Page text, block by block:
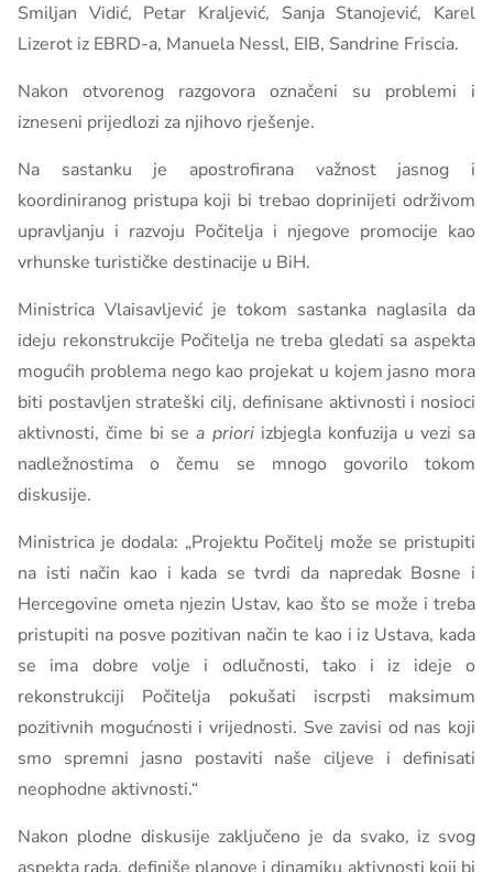
Smiljan Vidić, Petar Kraljević, Sanja Stanojević, Karel
Lizerot iz EBRD-a, Manuela Nessl, EIB, Sandrine Friscia.
Nakon otvorenog razgovora označeni su problemi i
izneseni prijedlozi za njihovo rješenje.
Na sastanku je apostrofirana važnost jasnog i
koordiniranog pristupa koji bi trebao doprinijeti održivom
upravljanju i razvoju Počitelja i njegove promocije kao
vrhunske turističke destinacije u BiH.
Ministrica Vlaisavljević je tokom sastanka naglasila da
ideju rekonstrukcije Počitelja ne treba gledati sa aspekta
mogućih problema nego kao projekat u kojem jasno mora
biti postavljen strateški cilj, definisane aktivnosti i nosioci
aktivnosti, čime bi sea prioriizbjegla konfuzija u vezi sa
nadležnostima o čemu se mnogo govorilo tokom
diskusije.
Ministrica je dodala: „Projektu Počitelj može se pristupiti
na isti način kao i kada se tvrdi da napredak Bosne i
Hercegovine ometa njezin Ustav, kao što se može i treba
pristupiti na posve pozitivan način te kao i iz Ustava, kada
se ima dobre volje i odlučnosti, tako i iz ideje o
rekonstrukciji Počitelja pokušati iscrpsti maksimum
pozitivnih mogućnosti i vrijednosti. Sve zavisi od nas koji
smo spremni jasno postaviti naše ciljeve i definisati
neophodne aktivnosti.“
Nakon plodne diskusije zaključeno je da svako, iz svog